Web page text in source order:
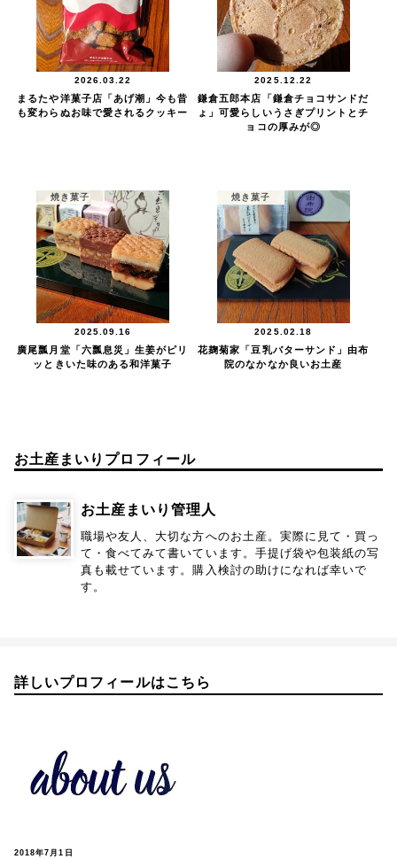
2026.03.22
まるたや洋菓子店「あげ潮」今も昔
も変わらぬお味で愛されるクッキー
2025.12.22
鎌倉五郎本店「鎌倉チョコサンドだ
ょ」可愛らしいうさぎプリントとチ
ョコの厚みが◎
焼き菓子
2025.09.16
廣尾瓢月堂「六瓢息災」生姜がピリ
ッときいた味のある和洋菓子
焼き菓子
2025.02.18
花麹菊家「豆乳バターサンド」由布
院のなかなか良いお土産
お土産まいりプロフィール
お土産まいり管理人
職場や友人、大切な方へのお土産。実際に見て・買っ
て・食べてみて書いています。手提げ袋や包装紙の写
真も載せています。購入検討の助けになれば幸いで
す。
詳しいプロフィールはこちら
2018年7月1日